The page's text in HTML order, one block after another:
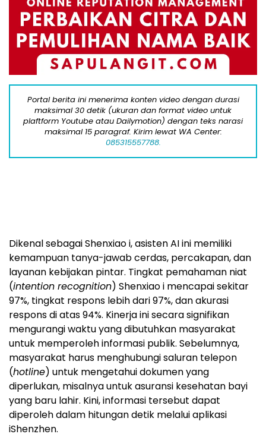
A look at how Shenzhen’s AI chatbot supports citizen
outcomes
Dikenal sebagai Shenxiao i, asisten AI ini memiliki
kemampuan tanya-jawab cerdas, percakapan, dan
layanan kebijakan pintar. Tingkat pemahaman niat
(intention recognition) Shenxiao i mencapai sekitar
97%, tingkat respons lebih dari 97%, dan akurasi
respons di atas 94%. Kinerja ini secara signifikan
mengurangi waktu yang dibutuhkan masyarakat